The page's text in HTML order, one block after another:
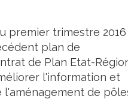
premier trimestre 2016
plan de
de Plan Etat-
l'information et
l'aménagement de